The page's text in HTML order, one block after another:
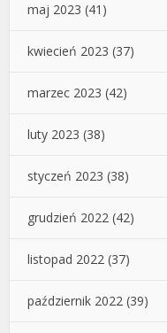
maj 2023 (41)
kwiecień 2023 (37)
marzec 2023 (42)
luty 2023 (38)
styczeń 2023 (38)
grudzień 2022 (42)
listopad 2022 (37)
październik 2022 (39)